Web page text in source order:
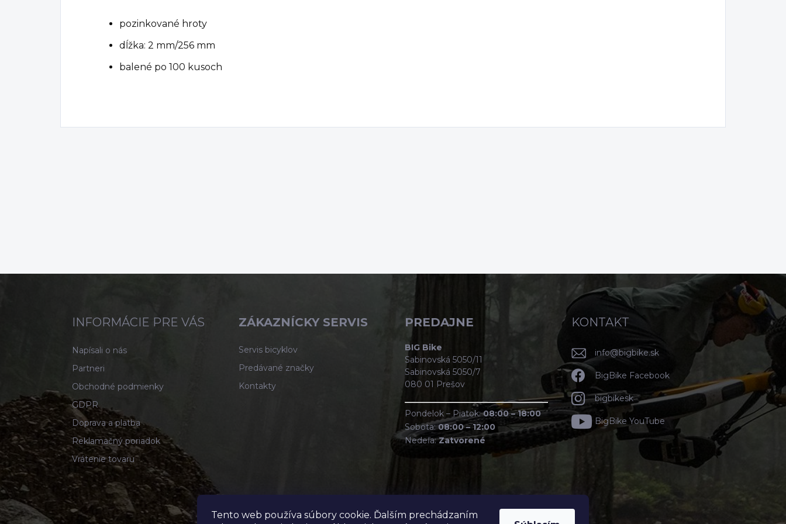
Tento web používa súbory cookie. Ďalším prechádzaním
pozinkované hroty
dĺžka: 2 mm/256 mm
balené po 100 kusoch
INFORMÁCIE PRE VÁS
Napísali o nás
Partneri
Obchodné podmienky
GDPR
Doprava a platba
Reklamačný poriadok
Vrátenie tovaru
ZÁKAZNÍCKY SERVIS
Servis bicyklov
Predávané značky
Kontakty
PREDAJNE
BIG Bike
Sabinovská 5050/11
Sabinovská 5050/7
080 01 Prešov
Pondelok – Piatok:08:00 – 18:00
Sobota:08:00 – 12:00
Nedeľa:Zatvorené
KONTAKT
info@bigbike.sk
BigBike Facebook
bigbikesk
BigBike YouTube